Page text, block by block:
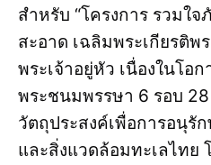
สำหรับ “โครงการ รวมใ
สะอาด เฉลิมพระเกียรติพ
พระเจ้าอยู่หัว เนื่องในโอ
พระชนมพรรษา 6 รอบ
วัตถุประสงค์เพื่อการอนุรั
และสิ่งแวดล้อมทะเลไทย